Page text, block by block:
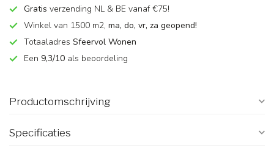
Gratis verzending NL & BE vanaf €75!
Winkel van 1500 m2, ma, do, vr, za geopend!
Totaaladres Sfeervol Wonen
Een 9,3/10 als beoordeling
Productomschrijving
Specificaties